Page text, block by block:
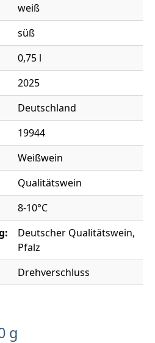
weiß
süß
0,75 l
2025
Deutschland
19944
Weißwein
Qualitätswein
8-10°C
Deutscher Qualitätswein,
Pfalz
Drehverschluss
g